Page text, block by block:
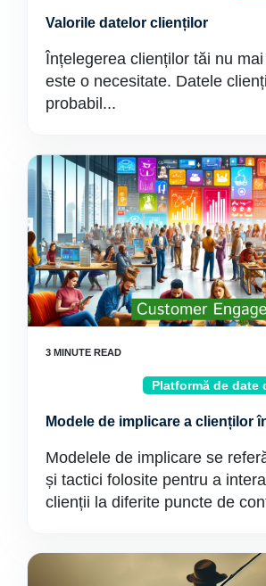
Valorile datelor clienților
Înțelegerea clienților tăi nu
este o necesitate. Datele
probabil...
Platformă de date
Modele de implicare a clienților
Modelele de implicare se
și tactici folosite pentru a
clienții la diferite puncte de